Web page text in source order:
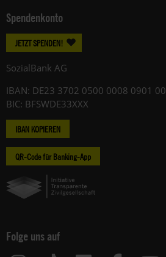
Spendenkonto
JETZT SPENDEN!
SozialBank AG
IBAN: DE23 3702 0500 0008 0901 00
BIC: BFSWDE33XXX
IBAN KOPIEREN
QR-Code für Banking-App
Folge uns auf